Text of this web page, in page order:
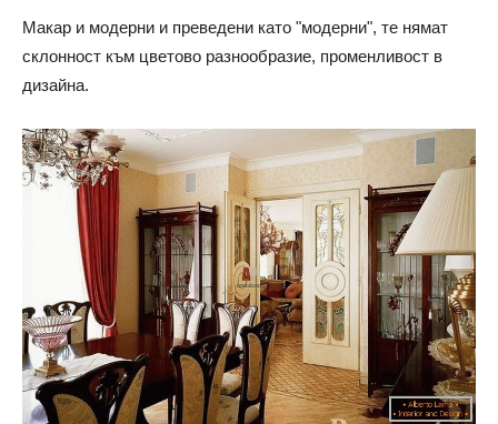
Макар и модерни и преведени като "модерни", те нямат
склонност към цветово разнообразие, променливост в
дизайна.